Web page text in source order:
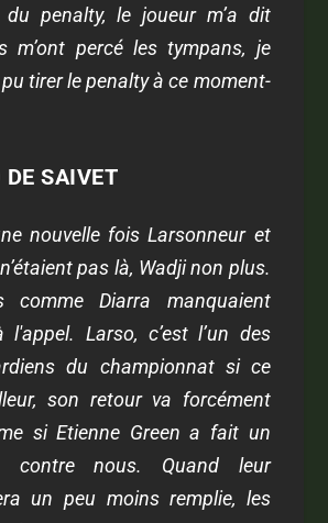
penalty, le joueur m’a dit
m’ont percé les tympans, je
tirer le penalty à ce moment-
DE SAIVET
nouvelle fois Larsonneur et
n’étaient pas là, Wadji non plus.
comme Diarra manquaient
l'appel. Larso, c’est l’un des
du championnat si ce
son retour va forcément
si Etienne Green a fait un
contre nous. Quand leur
un peu moins remplie, les